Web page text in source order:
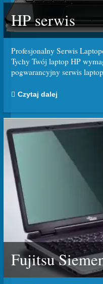
HP serwis
Profesjonalny Serwis
Tychy Twój laptop HP
pogwarancyjny serwis
Czytaj dalej
Fujitsu